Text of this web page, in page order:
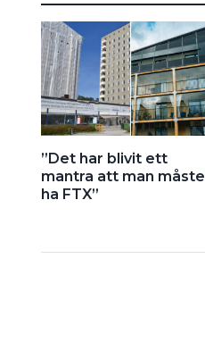
”Det har blivit ett
mantra att man måste
ha FTX”